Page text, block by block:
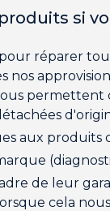
si
réparer
nos
permettent
aux produits
de leur
cela